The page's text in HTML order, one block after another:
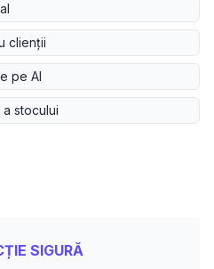
clienții
pe AI
stocului
SIGURĂ